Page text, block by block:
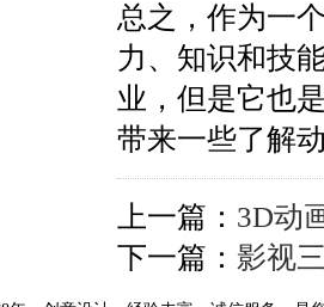
总之，作为一
力、知识和技
业，但是它也
带来一些了解
上一篇： 3D动
下一篇： 影视